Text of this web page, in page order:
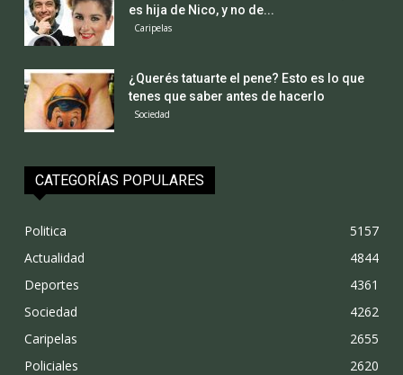
es hija de Nico, y no de...
Caripelas
¿Querés tatuarte el pene? Esto es lo que
tenes que saber antes de hacerlo
Sociedad
CATEGORÍAS POPULARES
Politica
5157
Actualidad
4844
Deportes
4361
Sociedad
4262
Caripelas
2655
Policiales
2620